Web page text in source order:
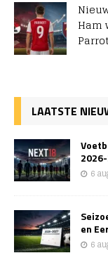
Ham
LAATSTE
6
en
6